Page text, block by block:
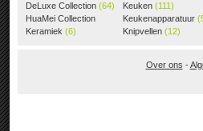
(18)
DeLuxe Collection (64)
HuaMei Collection
(205)
Keramiek (6)
Keuken (111)
Keukenapparatuur
Knipvellen (12)
Over ons -